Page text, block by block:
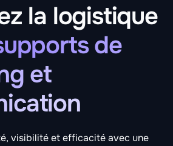
la logistique
de
et
visibilité et efficacité avec une